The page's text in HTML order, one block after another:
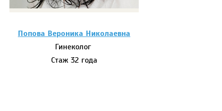
Попова Вероника Николаевна
Гинеколог
Стаж 32 года